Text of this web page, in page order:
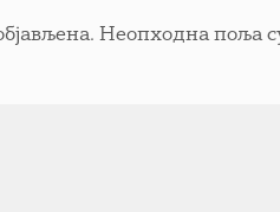
Неопходна поља